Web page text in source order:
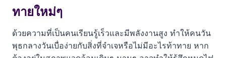
ทายใหม่ๆ
ด้วยความที่เป็นคนเรียนรู้เร็วและมีพลังงานสูง ทำให้คนวัน
พุธกลางวันเบื่อง่ายกับสิ่งที่จำเจหรือไม่มีอะไรท้าทาย หาก